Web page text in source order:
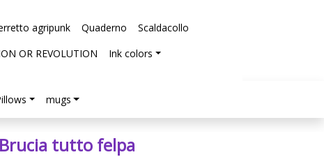
agripunk Quaderno
Scaldacollo
OR REVOLUTION Ink colors
mugs
Brucia tutto felpa